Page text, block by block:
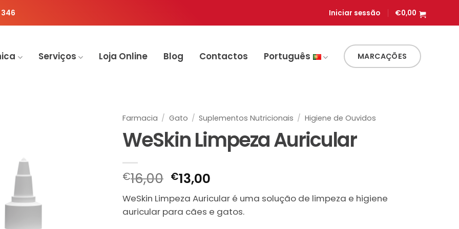
346 Iniciar sessão €0,00
Serviços Loja Online Blog Contactos Português MARCAÇÕES
Farmacia / Gato / Suplementos Nutricionais / Higiene de Ouvidos
WeSkin Limpeza Auricular
€16,00 O
preço
original
era:
€13,00O
preço
atual
é:
WeSkin Limpeza Auricular é uma solução de limpeza e higiene
auricular para cães e gatos.